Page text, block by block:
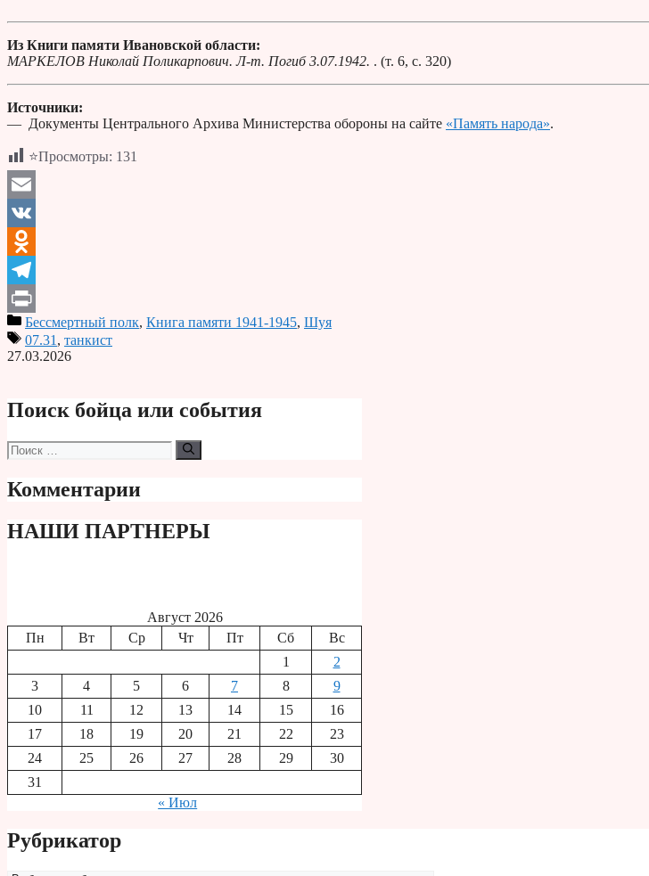
Из Книги памяти Ивановской области:
МАРКЕЛОВ Николай Поликарпович. Л-т. Погиб 3.07.1942. . (т. 6, с. 320)
Источники:
— Документы Центрального Архива Министерства обороны на сайте «Память народа».
⭐Просмотры: 131
Email
VK
Odnoklassniki
Telegram
PrintБессмертный полк, Книга памяти 1941-1945, Шуя
07.31 , танкист
27.03.2026
Поиск бойца или события
Поиск:
Комментарии
НАШИ ПАРТНЕРЫ
Август 2026
Пн
Вт Ср Чт Пт Сб
Вс
1
2
3
4 5 6 7 8
9
10
11 12 13 14 15
16
17
18 19 20 21 22
23
24
25 26 27 28 29
30
31
« Июл
Рубрикатор